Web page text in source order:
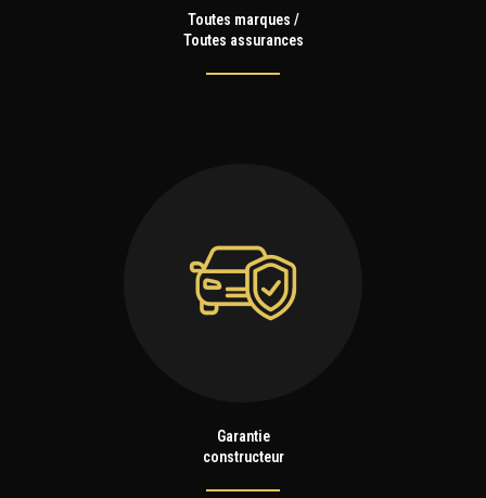
Toutes marques /
Toutes assurances
Garantie
constructeur